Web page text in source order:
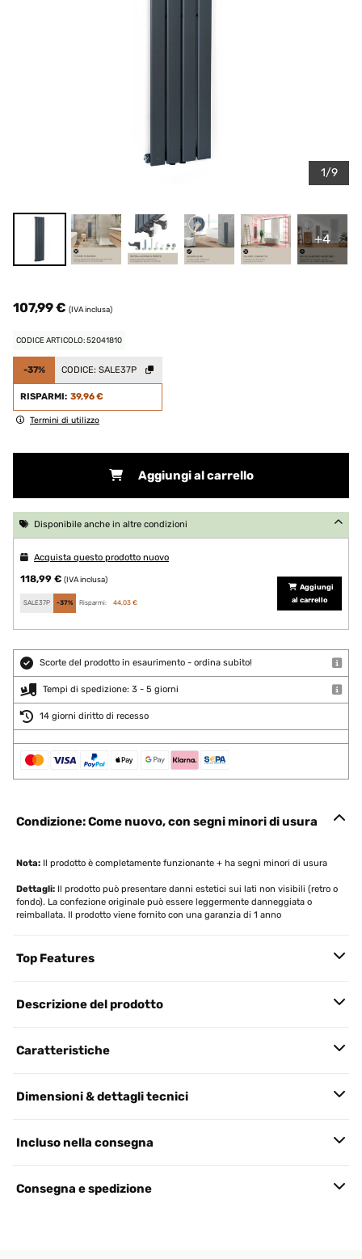
1/9
+4
107,99 € (IVA inclusa)
CODICE ARTICOLO: 52041810
-37% CODICE: SALE37P
RISPARMI: 39,96 €
Termini di utilizzo
Aggiungi al carrello
Disponibile anche in altre condizioni
Acquista questo prodotto nuovo
118,99 € (IVA inclusa)
SALE37P -37% Risparmi: 44,03 €
Aggiungi
al carrello
Scorte del prodotto in esaurimento - ordina subito!
Tempi di spedizione: 3 - 5 giorni
14 giorni diritto di recesso
Condizione: Come nuovo, con segni minori di usura
Nota: Il prodotto è completamente funzionante + ha segni minori di usura
Dettagli: Il prodotto può presentare danni estetici sui lati non visibili (retro o
fondo). La confezione originale può essere leggermente danneggiata o
reimballata. Il prodotto viene fornito con una garanzia di 1 anno
Top Features
Descrizione del prodotto
Caratteristiche
Dimensioni & dettagli tecnici
Incluso nella consegna
Consegna e spedizione